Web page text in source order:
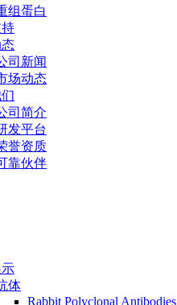
组蛋白
司新闻
场动态
司简介
发平台
誉资质
靠伙伴
体
Rabbit Polyclonal Antibodies